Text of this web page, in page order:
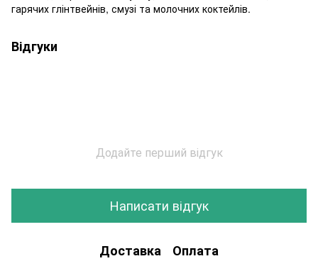
гарячих глінтвейнів, смузі та молочних коктейлів.
Відгуки
Додайте перший відгук
Написати відгук
Доставка Оплата